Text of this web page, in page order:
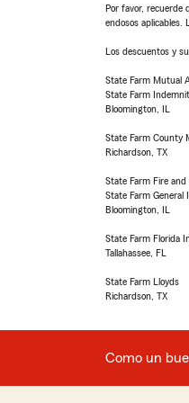
Por favor, recuerde
endosos aplicables.
Los descuentos y
State Farm Mutual
State Farm
Bloomington, IL
State Farm County
Richardson, TX
State Farm Fire
State Farm General
Bloomington, IL
State Farm Florida
Tallahassee, FL
State Farm Lloyds
Richardson, TX
Como un